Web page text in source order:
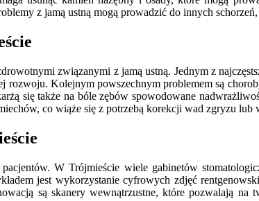
z jamą ustną mogą prowadzić do innych
związanymi z jamą ustną. Jednym z
Kolejnym powszechnym problemem są
się także na bóle zębów spowodowane
co wiąże się z potrzebą korekcji wad zgryzu lub
W Trójmieście wiele gabinetów
jest wykorzystanie cyfrowych zdjęć
są skanery wewnątrzustne, które pozwalają na